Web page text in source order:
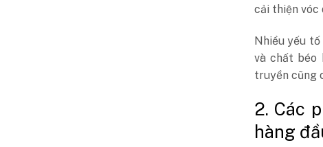
cải thiện vóc
Nhiều yếu
và chất béo
truyền cũng
2. Các
hàng